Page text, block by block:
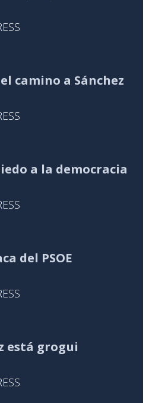
camino a Sánchez
a la democracia
del PSOE
está grogui